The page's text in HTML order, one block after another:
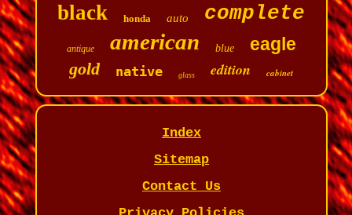
black honda auto complete
antique american blue eagle
gold native glass edition cabinet
Index
Sitemap
Contact Us